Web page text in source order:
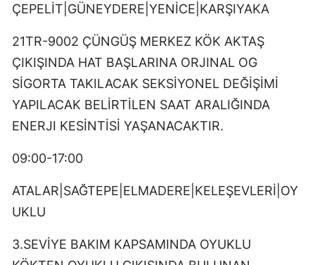
ÇEPELİT|GÜNEYDERE|YENİCE|KARŞIYAKA
21TR-9002 ÇÜNGÜŞ MERKEZ KÖK AKTAŞ
ÇIKIŞINDA HAT BAŞLARINA ORJINAL OG
SİGORTA TAKILACAK SEKSİYONEL DEĞİŞİMİ
YAPILACAK BELİRTİLEN SAAT ARALIĞINDA
ENERJI KESİNTİSİ YAŞANACAKTIR.
09:00-17:00
ATALAR|SAĞTEPE|ELMADERE|KELEŞEVLERİ|OY
UKLU
3.SEVİYE BAKIM KAPSAMINDA OYUKLU